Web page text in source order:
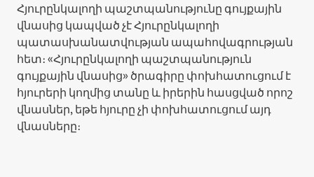
Հյուրընկալողի պաշտպանությունը գույքային
վնասից կապված չէ Հյուրընկալողի
պատասխանատվության ապահովագրության
հետ։ «Հյուրընկալողի պաշտպանություն
գույքային վնասից» ծրագիրը փոխհատուցում է
հյուրերի կողմից տանը և իրերին հասցված որոշ
վնասներ, եթե հյուրը չի փոխհատուցում այդ
վնասները։